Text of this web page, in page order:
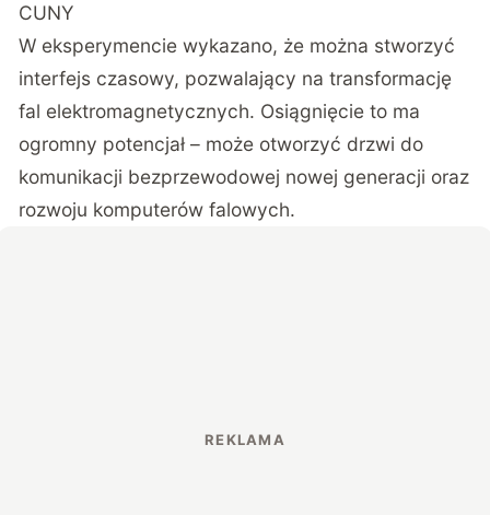
CUNY
W eksperymencie wykazano, że można stworzyć
interfejs czasowy, pozwalający na transformację
fal elektromagnetycznych. Osiągnięcie to ma
ogromny potencjał – może otworzyć drzwi do
komunikacji bezprzewodowej nowej generacji oraz
rozwoju komputerów falowych.